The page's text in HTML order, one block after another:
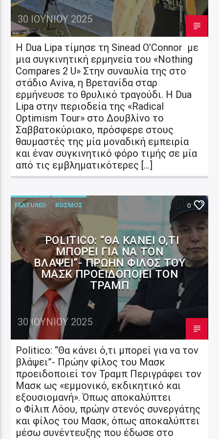
30 ΙΟΥΝΊΟΥ 2025
Η Dua Lipa τίμησε τη Sinead O’Connor με
μια συγκινητική ερμηνεία του «Nothing
Compares 2 U» Στην συναυλία της στο
στάδιο Aviva, η Βρετανίδα σταρ
ερμήνευσε το θρυλικό τραγούδι. Η Dua
Lipa στην περιοδεία της «Radical
Optimism Tour» στο Δουβλίνο το
Σαββατοκύριακο, πρόσφερε στους
θαυμαστές της μία μοναδική εμπειρία
και έναν συγκινητικό φόρο τιμής σε μία
από τις εμβληματικότερες […]
FEATURED ΚΟΣΜΟΣ 0
POLITICO: “ΘΑ ΚΆΝΕΙ Ό,ΤΙ
ΜΠΟΡΕΊ ΓΙΑ ΝΑ ΤΟΝ
ΒΛΆΨΕΙ”- ΠΡΏΗΝ ΦΊΛΟΣ ΤΟΥ
ΜΑΣΚ ΠΡΟΕΙΔΟΠΟΙΕΊ ΤΟΝ
ΤΡΑΜΠ
30 ΙΟΥΝΊΟΥ 2025
Politico: “Θα κάνει ό,τι μπορεί για να τον
βλάψει”- Πρώην φίλος του Μασκ
προειδοποιεί τον Τραμπ Περιγράφει τον
Μασκ ως «εμμονικό, εκδικητικό και
εξουσιομανή». Όπως αποκαλύπτει
ο Φίλιπ Λόου, πρώην στενός συνεργάτης
και φίλος του Μασκ, όπως αποκαλύπτει
μέσω συνέντευξης που έδωσε στο